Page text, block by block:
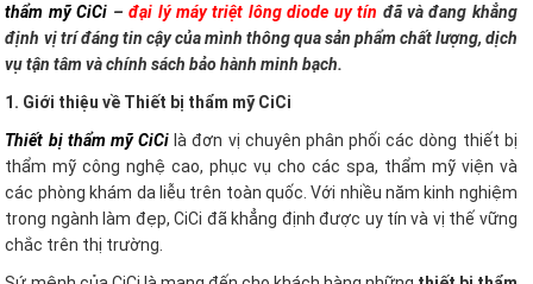
thẩm mỹ CiCi –đại lý máy triệt lông diode uy tín đã và đang khẳng
định vị trí đáng tin cậy của mình thông qua sản phẩm chất lượng, dịch
vụ tận tâm và chính sách bảo hành minh bạch.
1. Giới thiệu về Thiết bị thẩm mỹ CiCi
Thiết bị thẩm mỹ CiCi là đơn vị chuyên phân phối các dòng thiết bị
thẩm mỹ công nghệ cao, phục vụ cho các spa, thẩm mỹ viện và
các phòng khám da liễu trên toàn quốc. Với nhiều năm kinh nghiệm
trong ngành làm đẹp, CiCi đã khẳng định được uy tín và vị thế vững
chắc trên thị trường.